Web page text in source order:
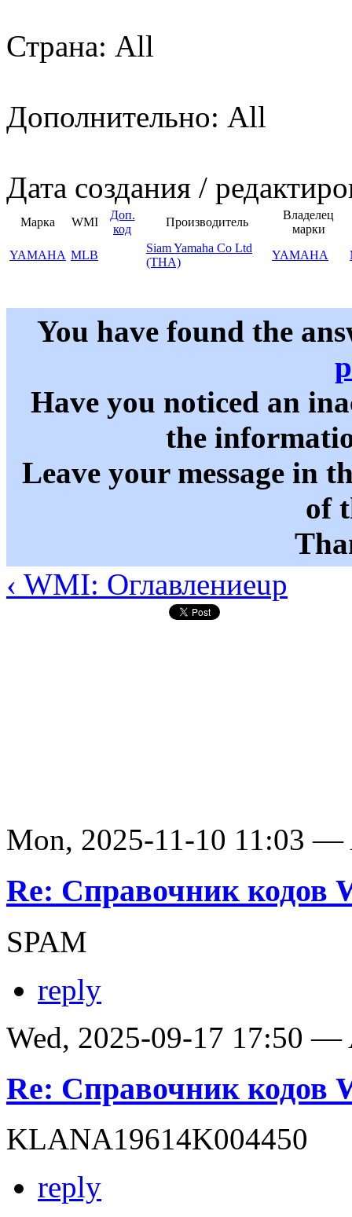
Страна: All
Дополнительно: All
Дата создания /
Марка WMI
Доп.
код
Производитель
Владелец
марки
YAMAHA MLB
Siam Yamaha Co Ltd
(THA)
YAMAHA
You have found the
Have you noticed an
the
Leave your message in
of
‹ WMI: Оглавлениеup
Mon, 2025-11-10 11:03 —
Re: Справочник кодов
SPAM
reply
Wed, 2025-09-17 17:50 —
Re: Справочник кодов
KLANA19614K004450
reply